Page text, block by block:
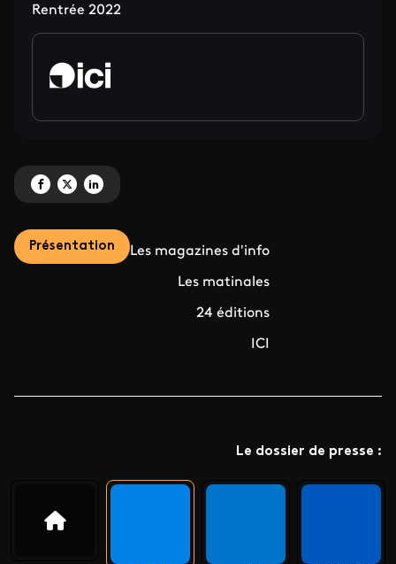
Rentrée 2022
Partagez 'L’information en prise directe avec les territoires' sur Facebook
Partagez 'L’information en prise directe avec les territoires' sur X
Partagez 'L’information en prise directe avec les territoires' sur
Présentation Les magazines d'info
Les matinales
24 éditions
ICI
Le dossier de presse :